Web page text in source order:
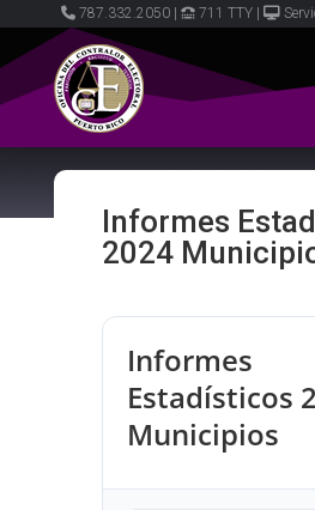
787.332.2050 711 TTY
Informes
2024
Informes
Estadísticos
Municipios